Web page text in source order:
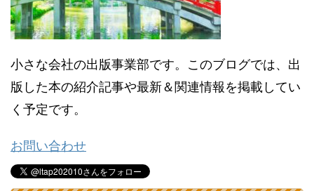
小さな会社の出版事業部です。このブログでは、出
版した本の紹介記事や最新＆関連情報を掲載してい
く予定です。
お問い合わせ